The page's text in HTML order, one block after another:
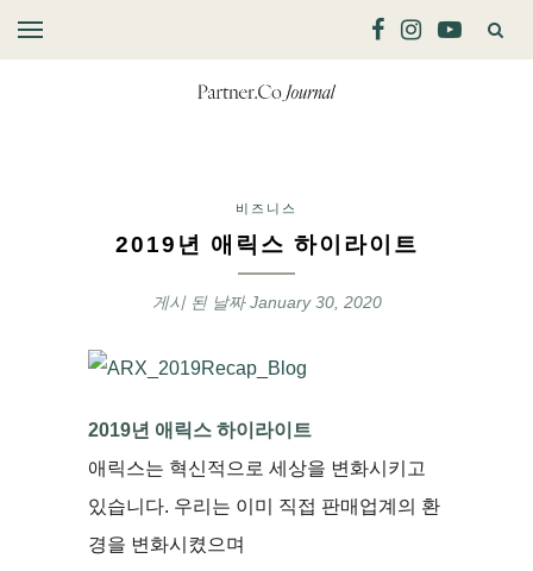
비즈니스
2019년 애릭스 하이라이트
게시 된 날짜January 30, 2020
2019년 애릭스 하이라이트
애릭스는 혁신적으로 세상을 변화시키고
있습니다. 우리는 이미 직접 판매업계의 환
경을 변화시켰으며